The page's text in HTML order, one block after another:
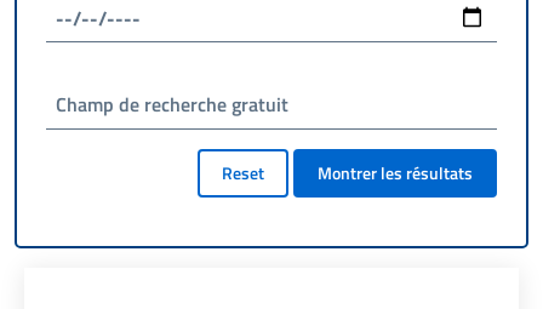
Champ de recherche gratuit
Reset Montrer les résultats